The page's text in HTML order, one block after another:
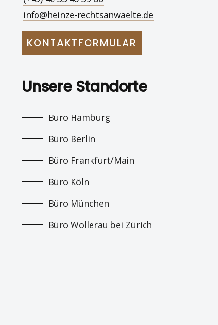
info@heinze-rechtsanwaelte.de
KONTAKTFORMULAR
Unsere Standorte
Büro Hamburg
Büro Berlin
Büro Frankfurt/Main
Büro Köln
Büro München
Büro Wollerau bei Zürich